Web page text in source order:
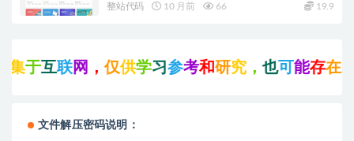
整站代码 10 月前 66 19.9
于互联网，仅 供学习参考和研究，也 可能 存在未知
文件解压密码说明：